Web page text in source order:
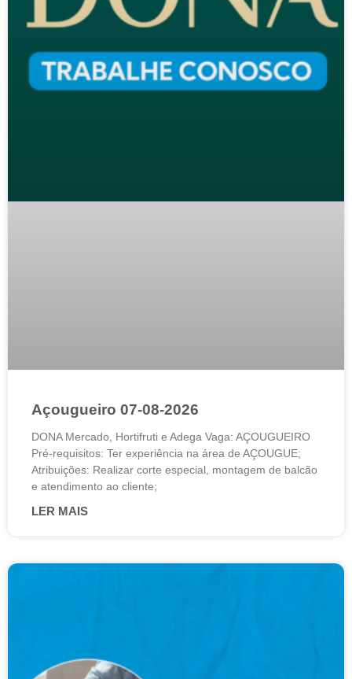
Açougueiro 07-08-2026
DONA Mercado, Hortifruti e Adega Vaga: AÇOUGUEIRO
Pré-requisitos: Ter experiência na área de AÇOUGUE;
Atribuições: Realizar corte especial, montagem de balcão
e atendimento ao cliente;
LER MAIS